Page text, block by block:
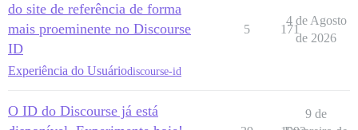
do site de referência de forma
mais proeminente no Discourse
ID
Experiência do Usuáriodiscourse-id
5 171
4 de Agosto
de 2026
O ID do Discourse já está
9 de